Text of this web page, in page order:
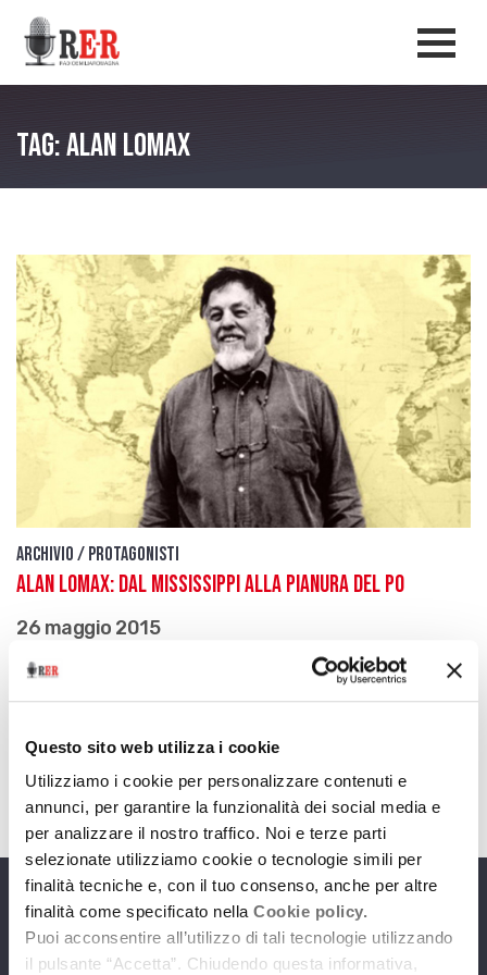
Questo sito web utilizza i cookie
Utilizziamo i cookie per personalizzare contenuti e
annunci, per garantire la funzionalità dei social media e
per analizzare il nostro traffico. Noi e terze parti
selezionate utilizziamo cookie o tecnologie simili per
finalità tecniche e, con il tuo consenso, anche per altre
finalità come specificato nella Cookie policy.
Puoi acconsentire all’utilizzo di tali tecnologie utilizzando
il pulsante “Accetta”. Chiudendo questa informativa,
Salta al contenuto principale
Tag: Alan Lomax
Archivio / Protagonisti
Alan Lomax: dal Mississippi alla pianura del Po
26 maggio 2015
Sessant’anni fa, durante il suo viaggio italiano, il
celebre musicologo americano faceva tappa
Ascolta downloadPodcast
Programmi